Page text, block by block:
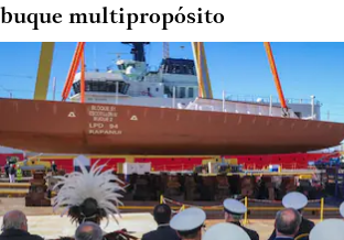
buque multipropósito